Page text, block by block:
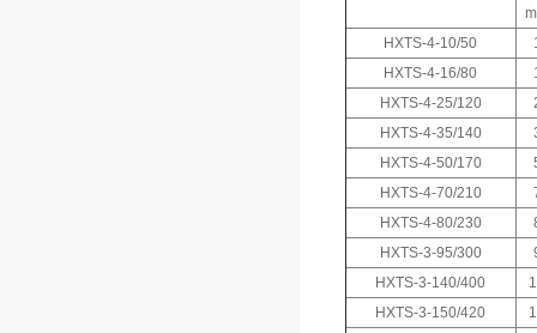
HXTS-4-10/50
HXTS-4-16/80
HXTS-4-25/120
HXTS-4-35/140
HXTS-4-50/170
HXTS-4-70/210
HXTS-4-80/230
HXTS-3-95/300
HXTS-3-140/400
HXTS-3-150/420